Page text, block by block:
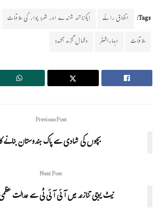
Tags: اتفاق رائے ایکناتھ شندے اور شرد پوار کی ملاقات
ملاقات
مہاراشٹر وشال گڑھ تشدد
Previous Post
بچوں کی شادی سے پاک ہندوستان بنانے
Next Post
نیٹ یوجی تنازعہ میں آئی آئی ٹی سے عدالت